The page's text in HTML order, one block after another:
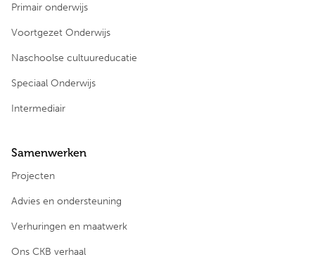
Primair onderwijs
Voortgezet Onderwijs
Naschoolse cultuureducatie
Speciaal Onderwijs
Intermediair
Samenwerken
Projecten
Advies en ondersteuning
Verhuringen en maatwerk
Ons CKB verhaal